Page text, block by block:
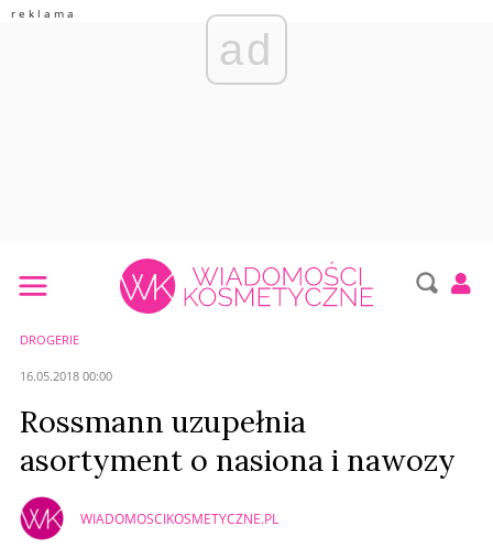
ad
DROGERIE
16.05.2018 00:00
Rossmann uzupełnia
asortyment o nasiona i nawozy
WIADOMOSCIKOSMETYCZNE.PL